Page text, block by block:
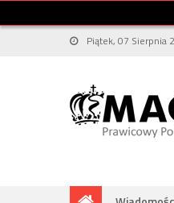
Piątek, 07 Sierpnia